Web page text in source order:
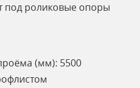
под роликовые опоры
(мм): 5500